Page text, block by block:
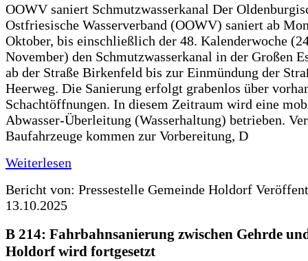
OOWV saniert Schmutzwasserkanal Der
Ostfriesische Wasserverband (OOWV) saniert ab
Oktober, bis einschließlich der 48. Kalenderwoche
November) den Schmutzwasserkanal in der Großen
ab der Straße Birkenfeld bis zur Einmündung der
Heerweg. Die Sanierung erfolgt grabenlos über
Schachtöffnungen. In diesem Zeitraum wird eine
Abwasser-Überleitung (Wasserhaltung) betrieben.
Baufahrzeuge kommen zur Vorbereitung, D
Weiterlesen
Bericht von: Pressestelle Gemeinde Holdorf
13.10.2025
B 214: Fahrbahnsanierung zwischen Gehrde
Holdorf wird fortgesetzt